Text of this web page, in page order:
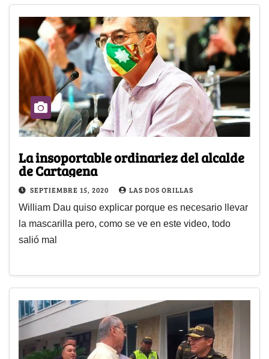
La insoportable ordinariez del alcalde
de Cartagena
SEPTIEMBRE 15, 2020 LAS DOS ORILLAS
William Dau quiso explicar porque es necesario llevar
la mascarilla pero, como se ve en este video, todo
salió mal